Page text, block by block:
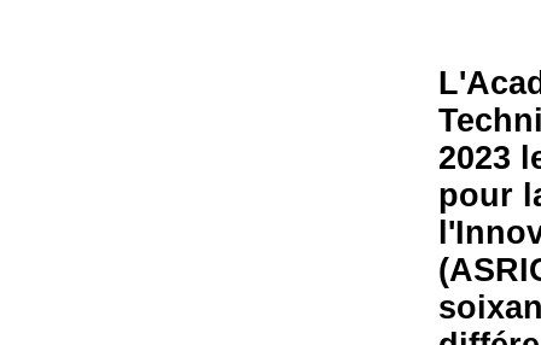
2023
pour